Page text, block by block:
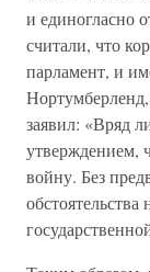
и единогласно
считали, что
парламент, и
заявил: «Вряд
утверждением,
войну. Без